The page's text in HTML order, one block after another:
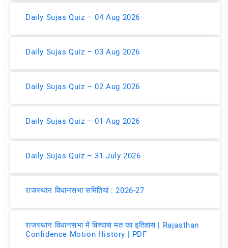
Daily Sujas Quiz – 04 Aug 2026
Daily Sujas Quiz – 03 Aug 2026
Daily Sujas Quiz – 02 Aug 2026
Daily Sujas Quiz – 01 Aug 2026
Daily Sujas Quiz – 31 July 2026
राजस्थान विधानसभा समितियां : 2026-27
राजस्थान विधानसभा में विश्वास मत का इतिहास | Rajasthan
Confidence Motion History | PDF